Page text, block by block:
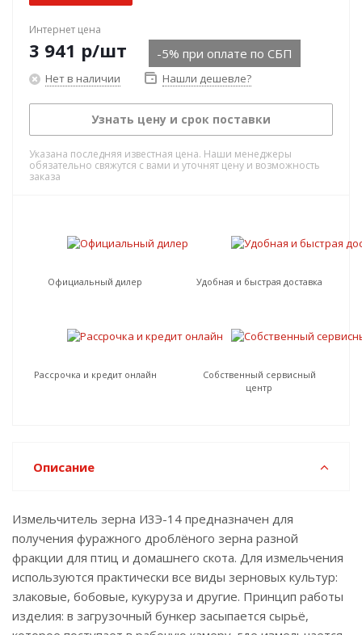
Интернет цена
3 941 р/шт -5% при оплате по СБП
Нет в наличии Нашли дешевле?
Узнать цену и срок поставки
Указана последняя известная цена. Наши менеджеры
обязательно свяжутся с вами и уточнят цену и возможность
заказа
Официальный дилер Удобная и быстрая доставка
Рассрочка и кредит онлайн
Собственный сервисный
центр
Описание
Измельчитель зерна И3Э-14 предназначен для
получения фуражного дроблёного зерна разной
фракции для птиц и домашнего скота. Для измельчения
используются практически все виды зерновых культур:
злаковые, бобовые, кукуруза и другие. Принцип работы
изделия: в загрузочный бункер засыпается сырьё,